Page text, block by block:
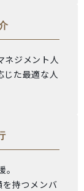
ネジメント人
た最適な人
を持つメンバ